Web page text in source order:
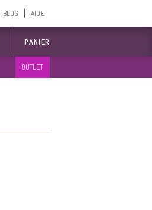
BLOG AIDE
PANIER
OUTLET